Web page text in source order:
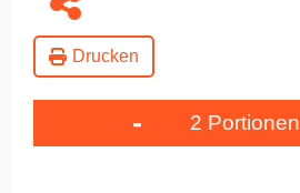
Drucken
- 2 Portionen